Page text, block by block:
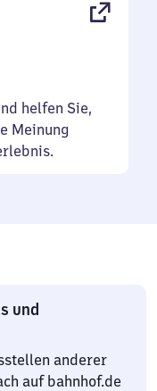
helfen Sie,
Meinung
und
anderer
auf bahnhof.de